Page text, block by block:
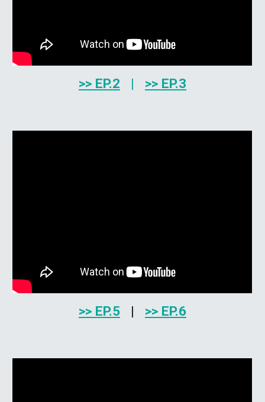
>> EP.2 | >> EP.3
>> EP.5 | >> EP.6